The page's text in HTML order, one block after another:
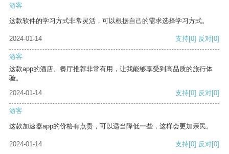
游客
这款软件的学习方式非常灵活，可以根据自己的需求选择学习方式。
2024-01-14 支持[0] 反对[0]
游客
这款app的酒店、餐厅推荐非常有用，让我能够享受到高品质的旅行体
验。
2024-01-14
支持[0] 反对[0]
游客
这款加速器app的价格有点贵，可以适当降低一些，这样会更加亲民。
2024-01-14 支持[0] 反对[0]